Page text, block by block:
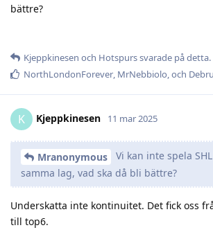
bättre?
Kjeppkinesen och Hotspurssvarade på detta.
NorthLondonForever, MrNebbiolo, och
K Kjeppkinesen 11 mar 2025
Mranonymous
Vi kan inte spela
samma lag, vad ska då bli bättre?
Underskatta inte kontinuitet. Det fick oss
till top6.